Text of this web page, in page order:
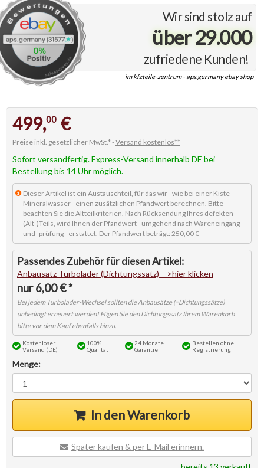
Wir sind stolz auf
über 29.000
zufriedene Kunden!
im kfzteile-zentrum - aps.germany ebay shop
499,00 €
Preise inkl. gesetzlicher MwSt.* -Versand kostenlos**
Sofort versandfertig. Express-Versand innerhalb DE bei
Bestellung bis 14 Uhr möglich.
Dieser Artikel ist ein Austauschteil, für das wir - wie bei einer Kiste
Mineralwasser - einen zusätzlichen Pfandwert berechnen. Bitte
beachten Sie dieAltteilkriterien. Nach Rücksendung Ihres defekten
(Alt-)Teils, wird Ihnen der Pfandwert - umgehend nach Wareneingang
und -prüfung - erstattet. Der Pfandwert beträgt: 250,00 €
Anbausatz Turbolader
6,00 € *
Kostenloser
Versand (DE)
100%
Qualität
24 Monate
Garantie
Bestellen ohne
Registrierung
Menge:
In den Warenkorb
Später kaufen & per E-Mail erinnern.